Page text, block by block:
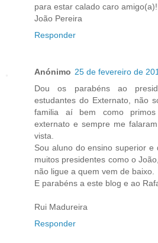
para estar calado caro
João Pereira
Responder
Anónimo 25 de fevereiro de
Dou os parabéns ao
estudantes do Externato, não
familia aí bem como
externato e sempre me
vista.
Sou aluno do ensino superior
muitos presidentes como o
não ligue a quem vem de baixo.
E parabéns a este blog e ao
Rui Madureira
Responder